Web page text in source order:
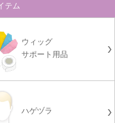
テム
ウィッグ
サポート用品
ハゲヅラ